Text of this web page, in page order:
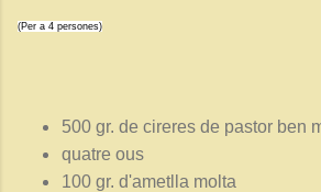
(Per a 4 persones)
500 gr. de cireres de pastor ben
quatre ous
100 gr. d'ametlla molta